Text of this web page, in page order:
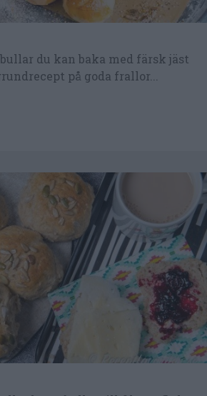
du kan baka med färsk jäst
på goda frallor...